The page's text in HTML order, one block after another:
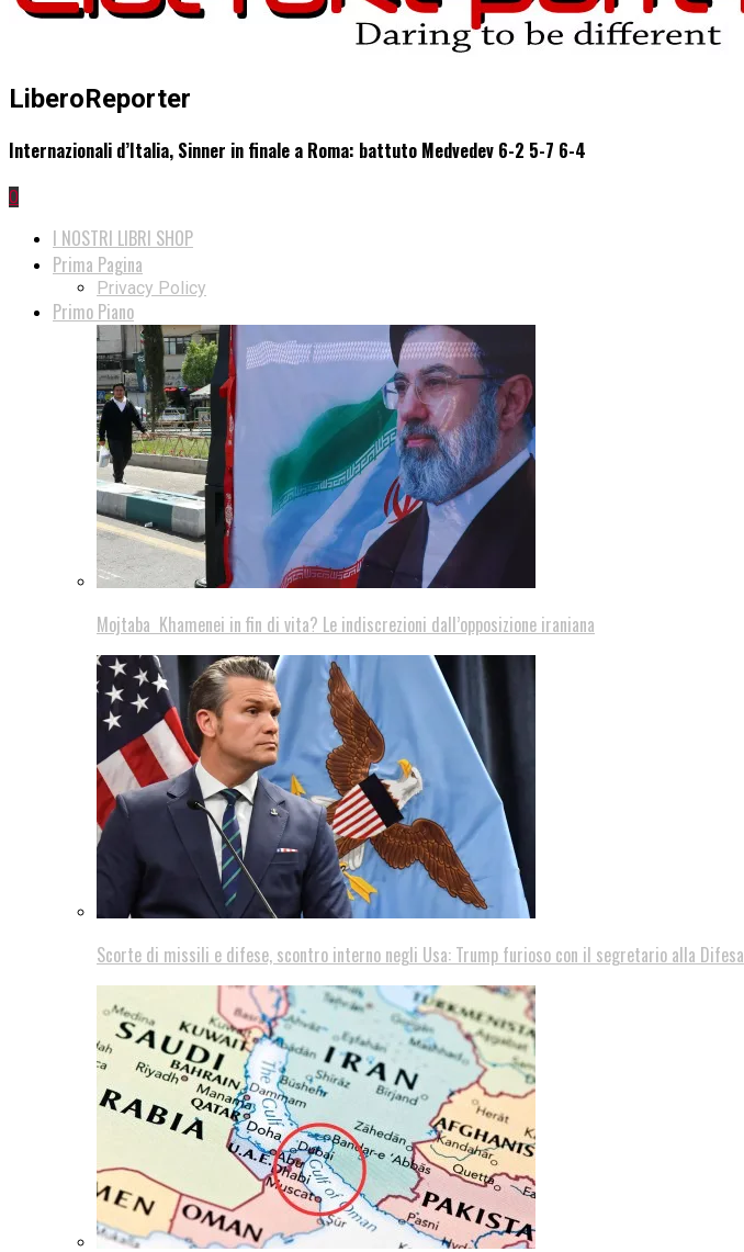
LiberoReporter
Internazionali d’Italia, Sinner in finale a Roma: battuto Medvedev 6-2 5-7 6-4
0
I NOSTRI LIBRI SHOP
Prima Pagina
Privacy Policy
Primo Piano
Mojtaba Khamenei in fin di vita? Le indiscrezioni dall’opposizione iraniana
Scorte di missili e difese, scontro interno negli Usa: Trump furioso con il segretario alla Difesa